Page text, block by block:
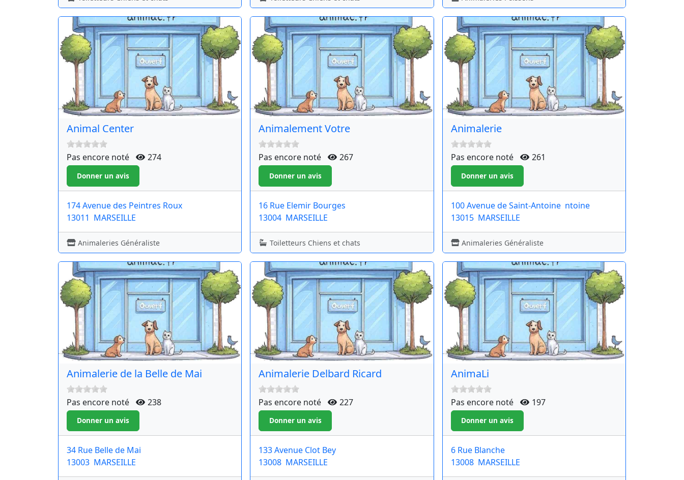
Animal Center
Pas encore noté 274
174 Avenue des Peintres Roux
13011 MARSEILLE
Animaleries Généraliste
Animalement Votre
Pas encore noté 267
16 Rue Elemir Bourges
13004 MARSEILLE
Toiletteurs Chiens et chats
Animalerie
Pas encore noté 261
100 Avenue de Saint-Antoine ntoine
13015 MARSEILLE
Animaleries Généraliste
Animalerie de la Belle de Mai
Pas encore noté 238
34 Rue Belle de Mai
13003 MARSEILLE
Animalerie Delbard Ricard
Pas encore noté 227
133 Avenue Clot Bey
13008 MARSEILLE
AnimaLi
Pas encore noté 197
6 Rue Blanche
13008 MARSEILLE